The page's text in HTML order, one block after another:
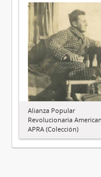
Alianza Popular
Revolucionaria
APRA (Colección)